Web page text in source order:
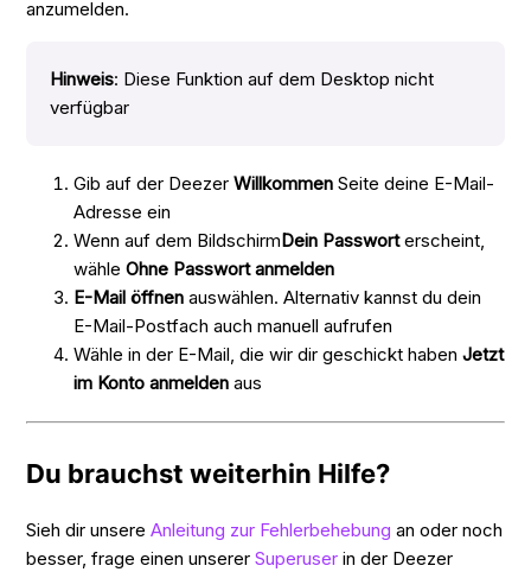
anzumelden.
Hinweis: Diese Funktion auf dem Desktop nicht
verfügbar
Gib auf der DeezerWillkommen Seite deine E-Mail-
Adresse ein
Wenn auf dem BildschirmDein Passworterscheint,
wähleOhne Passwort anmelden
E-Mail öffnen auswählen. Alternativ kannst du dein
E-Mail-Postfach auch manuell aufrufen
Wähle in der E-Mail, die wir dir geschickt habenJetzt
im Konto anmelden aus
Du brauchst weiterhin Hilfe?
Sieh dir unsereAnleitung zur Fehlerbehebung an oder noch
besser, frage einen unsererSuperuser in der Deezer